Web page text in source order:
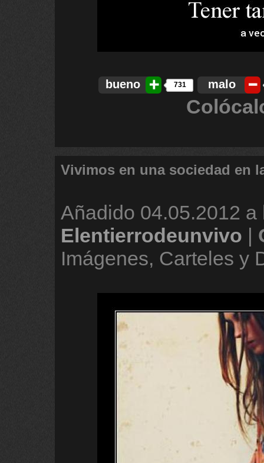
bueno 731 malo
Vivimos en una sociedad en
Añadido 04.05.2012 a
Elentierrodeunvivo |
Imágenes, Carteles y